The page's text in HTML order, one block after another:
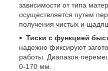
зависимости от типа
осуществляется путем
получения чистых и
Тиски с функцией
надежно фиксируют
работы. Диапазон
0-170 мм.